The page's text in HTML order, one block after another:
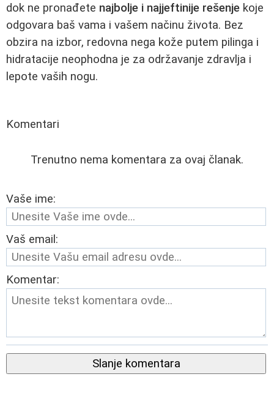
dok ne pronađete najbolje i najjeftinije rešenje koje
odgovara baš vama i vašem načinu života. Bez
obzira na izbor, redovna nega kože putem pilinga i
hidratacije neophodna je za održavanje zdravlja i
lepote vaših nogu.
Komentari
Trenutno nema komentara za ovaj članak.
Vaše ime:
Vaš email:
Komentar:
Slanje komentara